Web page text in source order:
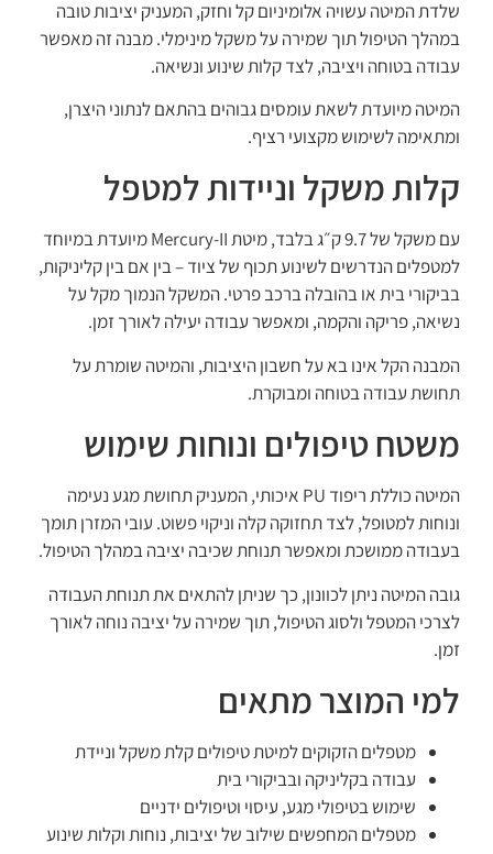
שלדת המיטה עשויה אלומיניום קל וחזק, המעניק יציבות טובה
במהלך הטיפול תוך שמירה על משקל מינימלי. מבנה זה מאפשר
עבודה בטוחה ויציבה, לצד קלות שינוע ונשיאה.
המיטה מיועדת לשאת עומסים גבוהים בהתאם לנתוני היצרן,
ומתאימה לשימוש מקצועי רציף.
קלות משקל וניידות למטפל
עם משקל של 9.7 ק״ג בלבד, מיטת Mercury-II מיועדת במיוחד
למטפלים הנדרשים לשינוע תכוף של ציוד – בין אם בין קליניקות,
בביקורי בית או בהובלה ברכב פרטי. המשקל הנמוך מקל על
נשיאה, פריקה והקמה, ומאפשר עבודה יעילה לאורך זמן.
המבנה הקל אינו בא על חשבון היציבות, והמיטה שומרת על
תחושת עבודה בטוחה ומבוקרת.
משטח טיפולים ונוחות שימוש
המיטה כוללת ריפוד PU איכותי, המעניק תחושת מגע נעימה
ונוחות למטופל, לצד תחזוקה קלה וניקוי פשוט. עובי המזרן תומך
בעבודה ממושכת ומאפשר תנוחת שכיבה יציבה במהלך הטיפול.
גובה המיטה ניתן לכוונון, כך שניתן להתאים את תנוחת העבודה
לצרכי המטפל ולסוג הטיפול, תוך שמירה על יציבה נוחה לאורך
זמן.
למי המוצר מתאים
מטפלים הזקוקים למיטת טיפולים קלת משקל וניידת
עבודה בקליניקה ובביקורי בית
שימוש בטיפולי מגע, עיסוי וטיפולים ידניים
מטפלים המחפשים שילוב של יציבות, נוחות וקלות שינוע